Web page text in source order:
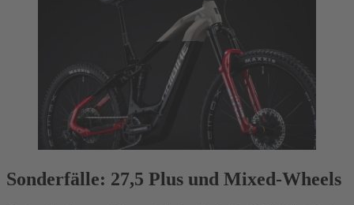
Sonderfälle: 27,5 Plus und Mixed-Wheels